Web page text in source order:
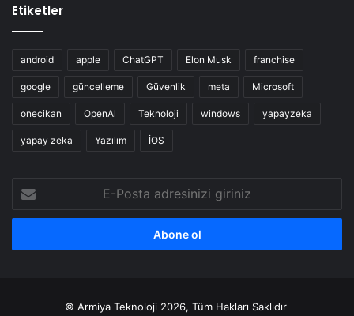
Etiketler
android apple ChatGPT Elon Musk franchise
google güncelleme Güvenlik meta Microsoft
onecikan OpenAl Teknoloji windows yapayzeka
yapay zeka Yazılım İOS
Posta
adresinizi
© Armiya Teknoloji 2026, Tüm Hakları Saklıdır